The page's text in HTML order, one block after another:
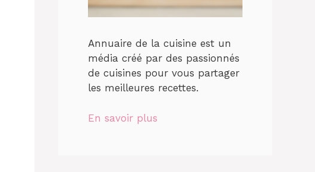
Annuaire de la cuisine est un
média créé par des passionnés
de cuisines pour vous partager
les meilleures recettes.
En savoir plus